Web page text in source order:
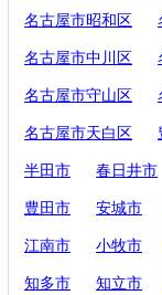
名古屋市昭和区
名古屋市中川区
名古屋市守山区
名古屋市天白区
半田市 春日井市
豊田市 安城市
江南市 小牧市
知多市 知立市